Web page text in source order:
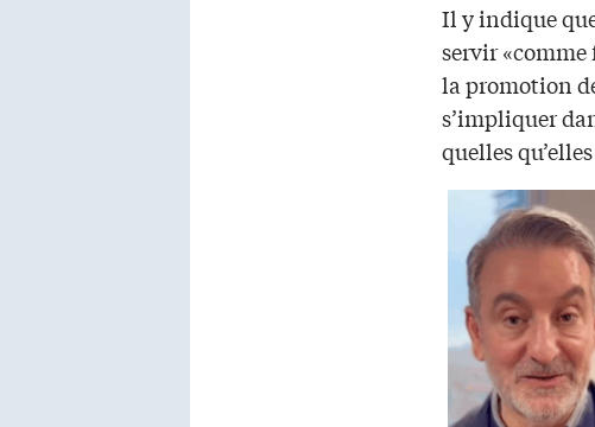
Il y indique
servir
la promotion
s’impliquer
quelles